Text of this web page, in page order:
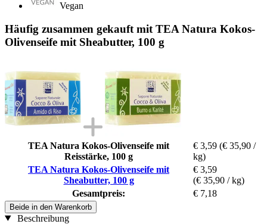
Vegan
Häufig zusammen gekauft mit TEA Natura Kokos-
Olivenseife mit Sheabutter, 100 g
TEA Natura Kokos-Olivenseife mit
Reisstärke, 100 g
€ 3,59 (€ 35,90 /
kg)
TEA Natura Kokos-Olivenseife mit
Sheabutter, 100 g
€ 3,59
(€ 35,90 / kg)
Gesamtpreis:
€ 7,18
Beide in den Warenkorb
Beschreibung